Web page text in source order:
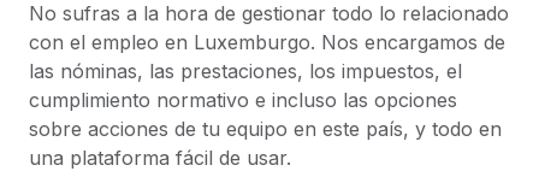
legalidad.
Employer of Record
Expándete en todo el mundo sin gastar en entidades.
Contractor of Record
Explorador de países
Consulta el soporte del empleo global según el país.
Explorador estatal de EE. UU.
Simplifica la contratación en todos los estados de EE.
UU.
HERRAMIENTAS Y CALCULADORAS
Calculadora del riesgo de clasificación errónea
Consulta el riesgo de clasificación errónea por país.
Calculadora del coste por empleado
Precios
Español
No sufras a la hora de gestionar todo lo relacionado
con el empleo en Luxemburgo. Nos encargamos de
las nóminas, las prestaciones, los impuestos, el
cumplimiento normativo e incluso las opciones
sobre acciones de tu equipo en este país, y todo en
una plataforma fácil de usar.